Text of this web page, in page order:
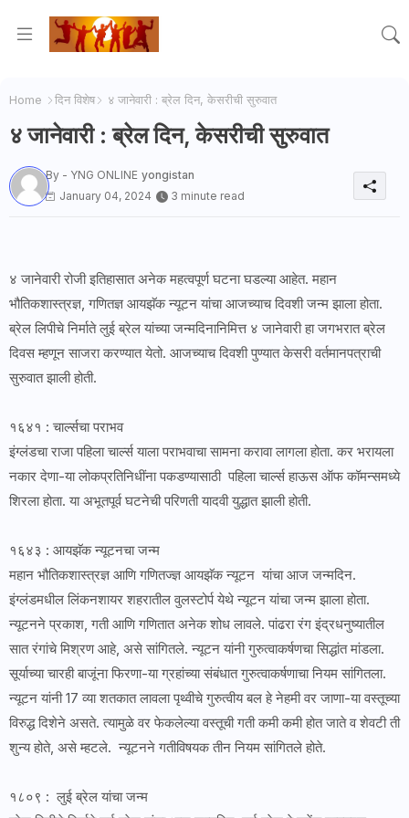
Home दिन विशेष ४ जानेवारी : ब्रेल दिन, केसरीची सुरुवात
४ जानेवारी : ब्रेल दिन, केसरीची सुरुवात
By - YNG ONLINE yongistan
January 04, 2024
3 minute read
४ जानेवारी रोजी इतिहासात अनेक महत्वपूर्ण घटना घडल्या आहेत. महान
भौतिकशास्त्रज्ञ, गणितज्ञ आयझॅक न्यूटन यांचा आजच्याच दिवशी जन्म झाला होता.
ब्रेल लिपीचे निर्माते लुई ब्रेल यांच्या जन्मदिनानिमित्त ४ जानेवारी हा जगभरात ब्रेल
दिवस म्हणून साजरा करण्यात येतो. आजच्याच दिवशी पुण्यात केसरी वर्तमानपत्राची
सुरुवात झाली होती.
१६४१ : चार्ल्सचा पराभव
इंग्लंडचा राजा पहिला चार्ल्स याला पराभवाचा सामना करावा लागला होता. कर भरायला
नकार देणा-या लोकप्रतिनिधींना पकडण्यासाठी पहिला चार्ल्स हाऊस ऑफ कॉमन्समध्ये
शिरला होता. या अभूतपूर्व घटनेची परिणती यादवी युद्धात झाली होती.
१६४३ : आयझॅक न्यूटनचा जन्म
महान भौतिकशास्त्रज्ञ आणि गणितज्ज्ञ आयझॅक न्यूटन यांचा आज जन्मदिन.
इंग्लंडमधील लिंकनशायर शहरातील वुलस्टोर्प येथे न्यूटन यांचा जन्म झाला होता.
न्यूटनने प्रकाश, गती आणि गणितात अनेक शोध लावले. पांढरा रंग इंद्रधनुष्यातील
सात रंगांचे मिश्रण आहे, असे सांगितले. न्यूटन यांनी गुरुत्वाकर्षणचा सिद्धांत मांडला.
सूर्याच्या चारही बाजूंना फिरणा-या ग्रहांच्या संबंधात गुरुत्वाकर्षणाचा नियम सांगितला.
न्यूटन यांनी 17 व्या शतकात लावला पृथ्वीचे गुरुत्वीय बल हे नेहमी वर जाणा-या वस्तूच्या
विरुद्ध दिशेने असते. त्यामुळे वर फेकलेल्या वस्तूची गती कमी कमी होत जाते व शेवटी ती
शुन्य होते, असे म्हटले. न्यूटनने गतीविषयक तीन नियम सांगितले होते.
१८०९ : लुई ब्रेल यांचा जन्म